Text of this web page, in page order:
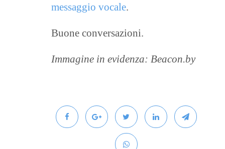
messaggio vocale.
Buone conversazioni.
Immagine in evidenza: Beacon.by